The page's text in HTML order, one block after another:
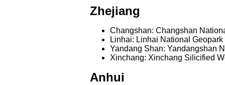
Zhejiang
Changshan: Changshan
Linhai: Linhai National Geopark
Yandang Shan: Yandangshan
Xinchang: Xinchang Silicified
Anhui